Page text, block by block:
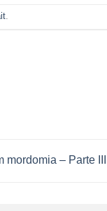
mordomia – Parte III